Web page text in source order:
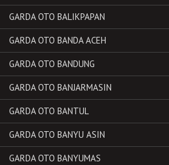
GARDA OTO BALIKPAPAN
GARDA OTO BANDA ACEH
GARDA OTO BANDUNG
GARDA OTO BANJARMASIN
GARDA OTO BANTUL
GARDA OTO BANYU ASIN
GARDA OTO BANYUMAS